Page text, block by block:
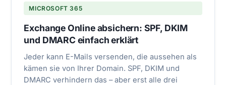
MICROSOFT 365
Exchange Online absichern: SPF, DKIM
und DMARC einfach erklärt
Jeder kann E-Mails versenden, die aussehen als
kämen sie von Ihrer Domain. SPF, DKIM und
DMARC verhindern das – aber erst alle drei